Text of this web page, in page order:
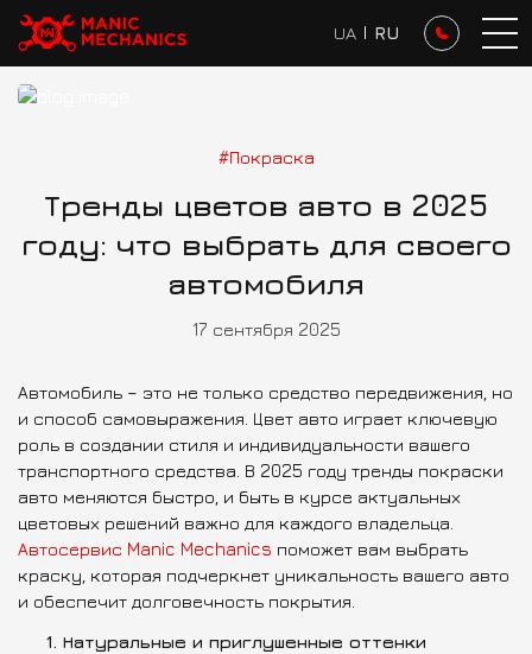
UA I RU
Блог Тренды цветов авто в…
#Покраска
Тренды цветов авто в 2025
году: что выбрать для своего
автомобиля
17 сентября 2025
Автомобиль – это не только средство передвижения, но
и способ самовыражения. Цвет авто играет ключевую
роль в создании стиля и индивидуальности вашего
транспортного средства. В 2025 году тренды покраски
авто меняются быстро, и быть в курсе актуальных
цветовых решений важно для каждого владельца.
Автосервис Manic Mechanics поможет вам выбрать
краску, которая подчеркнет уникальность вашего авто
и обеспечит долговечность покрытия.
1. Натуральные и приглушенные оттенки